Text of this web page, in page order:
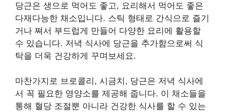
당근은 생으로 먹어도 좋고, 요리해서 먹어도 좋은
다재다능한 채소입니다. 스틱 형태로 간식으로 즐기
거나 쪄서 부드럽게 만들어 다양한 요리에 활용할
수 있습니다. 저녁 식사에 당근을 추가함으로써 식
탁을 더욱 건강하게 꾸며보세요.
마찬가지로 브로콜리, 시금치, 당근은 저녁 식사에
서 꼭 필요한 영양소를 제공해 줍니다. 이 채소들을
통해 혈당 조절뿐 아니라 건강한 식사를 할 수 있는